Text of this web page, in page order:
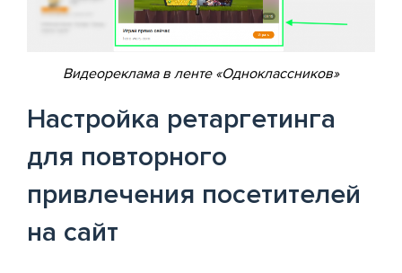
Видеореклама в ленте «Одноклассников»
Настройка ретаргетинга
для повторного
привлечения посетителей
на сайт